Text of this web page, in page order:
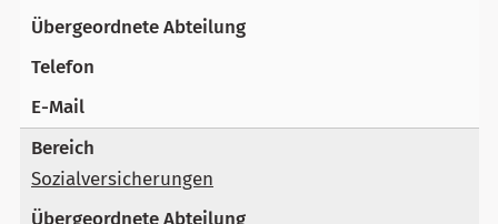
Sozialversicherungen